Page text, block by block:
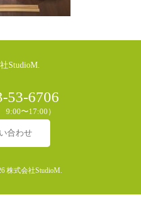
StudioM.
53-6706
9:00〜17:00）
合わせ
株式会社StudioM.